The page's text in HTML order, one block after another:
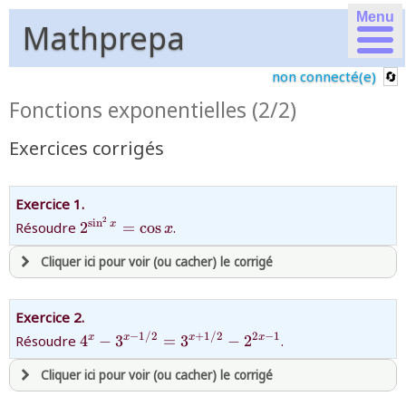
Menu
Mathprepa
non connecté(e)
Fonctions exponentielles (2/2)
Exercices corrigés
Exercice 1.
Résoudre {2^{\sin^2x}=\cos
x}
2sin2 x = cosx.
Cliquer ici pour voir (ou cacher) le corrigé
avoir une souscription active sur mathprepa
connecté au site
revenir à
la page d'accueil
Exercice 2.
Résoudre {4^x-3^{x-
1/2}=3^{x+1/2}-2^{2x-
1}}
4x − 3x−1/2 = 3x+1/2 − 22x−1.
Cliquer ici pour voir (ou cacher) le corrigé